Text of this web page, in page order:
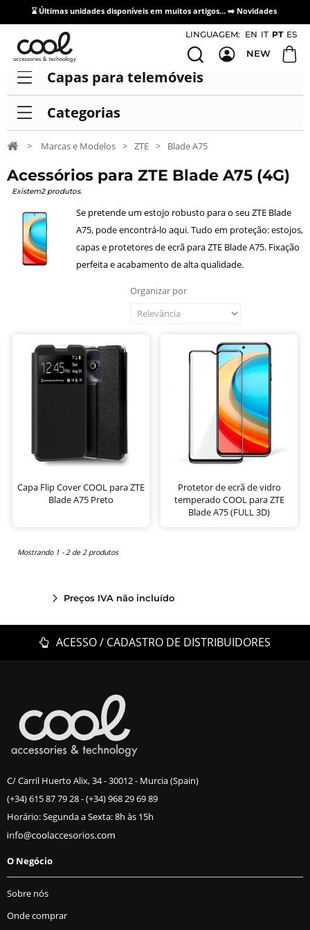
⌛ Últimas unidades disponíveis em muitos artigos... ➡️ Novidades
Acesso / Cadastro de Distribuidores
LINGUAGEM: EN IT PT ES
NEW
Capas para telemóveis
Categorias
> Marcas e Modelos > ZTE > Blade A75
Acessórios para ZTE Blade A75 (4G)
Existem2 produtos.
Se pretende um estojo robusto para o seu ZTE Blade
A75, pode encontrá-lo aqui. Tudo em proteção: estojos,
capas e protetores de ecrã para ZTE Blade A75. Fixação
perfeita e acabamento de alta qualidade.
Organizar por
Capa Flip Cover COOL para ZTE
Blade A75 Preto
Protetor de ecrã de vidro
temperado COOL para ZTE
Blade A75 (FULL 3D)
Mostrando 1 - 2 de 2 produtos
Preços IVA não incluído
ACESSO / CADASTRO DE DISTRIBUIDORES
C/ Carril Huerto Alix, 34 - 30012 - Murcia (Spain)
(+34) 615 87 79 28-(+34) 968 29 69 89
Horário: Segunda a Sexta: 8h às 15h
O Negócio
Sobre nós
Onde comprar